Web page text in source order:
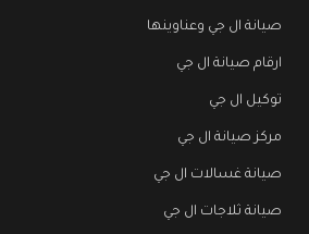
صيانة ال جي وعناوينها
ارقام صيانة ال جي
توكيل ال جي
مركز صيانة ال جي
صيانة غسالات ال جي
صيانة ثلاجات ال جي